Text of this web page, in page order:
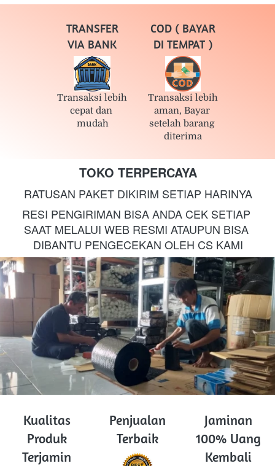
TRANSFER
VIA BANK
Transaksi lebih
cepat dan
mudah
COD ( BAYAR
DI TEMPAT )
Transaksi lebih
aman, Bayar
setelah barang
diterima
TOKO TERPERCAYA
RATUSAN PAKET DIKIRIM SETIAP HARINYA
RESI PENGIRIMAN BISA ANDA CEK SETIAP
SAAT MELALUI WEB RESMI ATAUPUN BISA
DIBANTU PENGECEKAN OLEH CS KAMI
Kualitas
Produk
Terjamin
Penjualan
Terbaik
Jaminan
100% Uang
Kembali